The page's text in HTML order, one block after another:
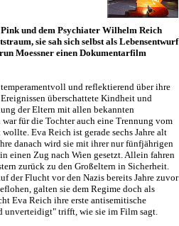
und dem Psychiater Wilhelm Reich
sie sah sich selbst als Lebensentwurf
Moessner einen Dokumentarfilm
und reflektierend über ihre
überschattete Kindheit und
der Eltern mit allen bekannten
für die Tochter auch eine Trennung vom
Eva Reich ist gerade sechs Jahre alt
danach wird sie mit ihrer nur fünfjährigen
einen Zug nach Wien gesetzt. Allein fahren
zurück zu den Großeltern in Sicherheit.
der Flucht vor den Nazis bereits Jahre zuvor
galten sie dem Regime doch als
Eva Reich ihre erste antisemitische
unverteidigt" trifft, wie sie im Film sagt.